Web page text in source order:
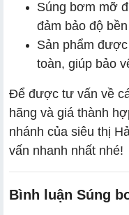
Súng bơm mỡ
đảm bảo độ
Sản phẩm
toàn, giúp bảo
Để được tư vấn về
hãng và giá thành
nhánh của siêu thị
vấn nhanh nhất nhé!
Bình luận Súng